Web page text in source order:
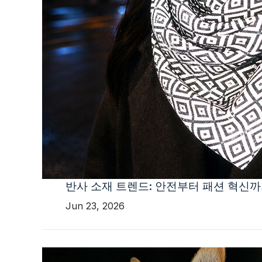
반사 소재 트렌드: 안전부터 패션 혁신
Jun 23, 2026